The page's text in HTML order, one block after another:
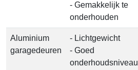
- Gemakkelijk te
onderhouden
Aluminium
garagedeuren
- Lichtgewicht
- Goed
onderhoudsniveau